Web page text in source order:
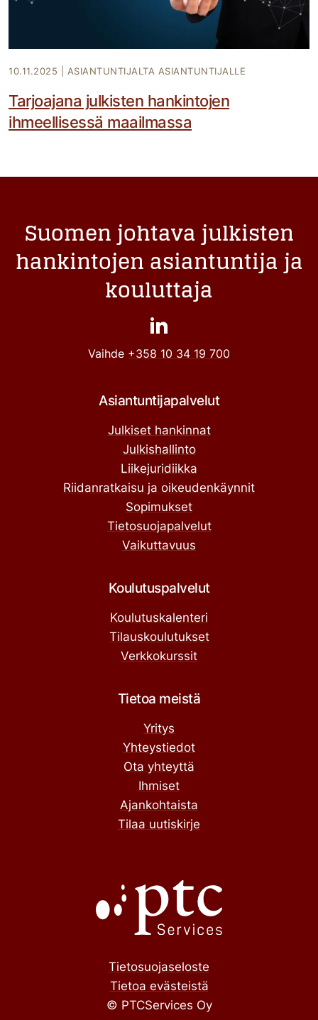
10.11.2025 ASIANTUNTIJALTA ASIANTUNTIJALLE
Tarjoajana julkisten hankintojen
ihmeellisessä maailmassa
Suomen johtava julkisten
hankintojen asiantuntija ja
kouluttaja
Vaihde +358 10 34 19 700
Asiantuntijapalvelut
Julkiset hankinnat
Julkishallinto
Liikejuridiikka
Riidanratkaisu ja oikeudenkäynnit
Sopimukset
Tietosuojapalvelut
Vaikuttavuus
Koulutuspalvelut
Koulutuskalenteri
Tilauskoulutukset
Verkkokurssit
Tietoa meistä
Yritys
Yhteystiedot
Ota yhteyttä
Ihmiset
Ajankohtaista
Tilaa uutiskirje
Tietosuojaseloste
Tietoa evästeistä
© PTCServices Oy